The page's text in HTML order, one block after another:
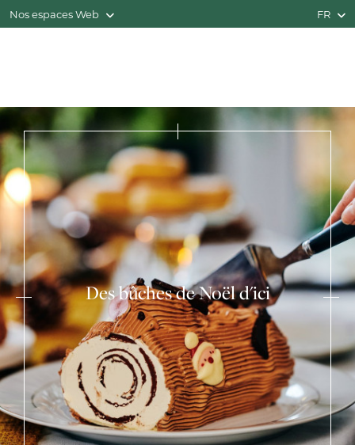
Nos espaces Web FR
Des bûches de Noël d'ici